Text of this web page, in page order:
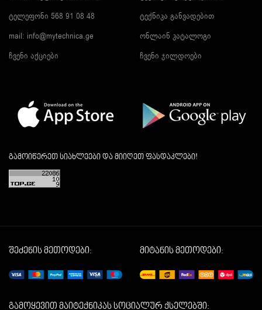
ტელეფონი 568 91 08 48
mail: info@mytechnica.ge
ჩვენი აქციები
ტექნიკა განვადებით
ონლაინ კატალოგი
ჩვენი ჯილდოები
გამოიწერეთ სიახლეები და მიიღეთ ფასდაკლები!
შეძენის მეთოდები: მიტანის მეთოდები:
გამოყევით მაიტექნიკას სოციალურ ქსელებში: